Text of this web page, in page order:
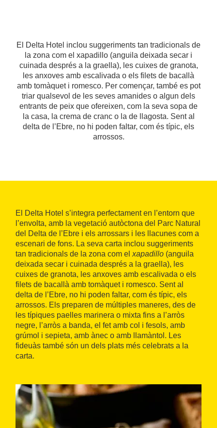
El Delta Hotel inclou suggeriments tan tradicionals de
la zona com el xapadillo (anguila deixada secar i
cuinada després a la graella), les cuixes de granota,
les anxoves amb escalivada o els filets de bacallà
amb tomàquet i romesco. Per començar, també es pot
triar qualsevol de les seves amanides o algun dels
entrants de peix que ofereixen, com la seva sopa de
la casa, la crema de cranc o la de llagosta. Sent al
delta de l’Ebre, no hi poden faltar, com és típic, els
arrossos.
El Delta Hotel s’integra perfectament en l’entorn que
l’envolta, amb la vegetació autòctona del Parc Natural
del Delta de l’Ebre i els arrossars i les llacunes com a
escenari de fons. La seva carta inclou suggeriments
tan tradicionals de la zona com el xapadillo (anguila
deixada secar i cuinada després a la graella), les
cuixes de granota, les anxoves amb escalivada o els
filets de bacallà amb tomàquet i romesco. Sent al
delta de l’Ebre, no hi poden faltar, com és típic, els
arrossos. Els preparen de múltiples maneres, des de
les típiques paelles marinera o mixta fins a l’arròs
negre, l’arròs a banda, el fet amb col i fesols, amb
grúmol i sepieta, amb ànec o amb llamàntol. Les
fideuàs també són un dels plats més celebrats a la
carta.